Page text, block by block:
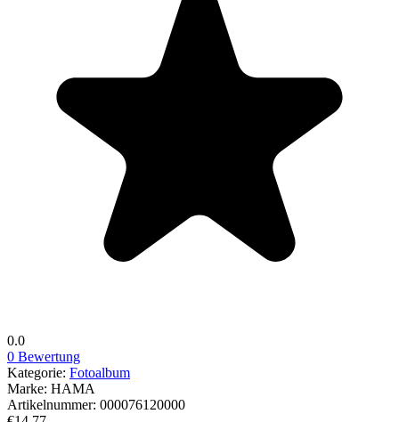
0.0
0 Bewertung
Kategorie: Fotoalbum
Marke: HAMA
Artikelnummer: 000076120000